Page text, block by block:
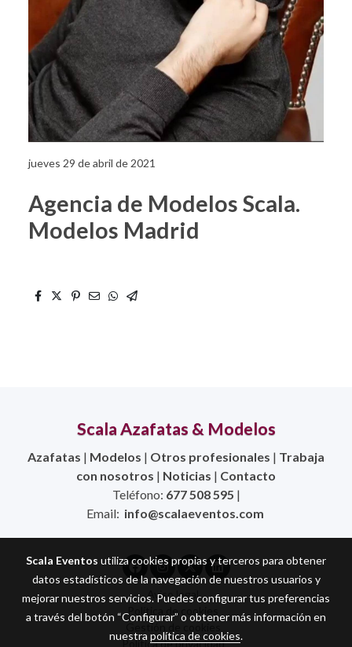
jueves 29 de abril de 2021
Agencia de Modelos Scala.
Modelos Madrid
Scala Azafatas & Modelos
Azafatas | Modelos | Otros profesionales | Trabaja
con nosotros | Noticias | Contacto
Teléfono: 677 508 595 |
Email: info@scalaeventos.com
Aviso legal
Política de cookies
Gestión de cookies
Política de privacidad
Scala Eventos utiliza cookies propias y terceros para obtener
datos estadísticos de la navegación de nuestros usuarios y
mejorar nuestros servicios. Puedes configurar tus preferencias
a través del botón “Configurar” o obtener más información en
nuestra política de cookies.